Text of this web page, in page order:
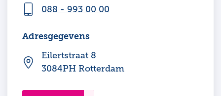
088 - 993 00 00
Adresgegevens
Eilertstraat 8
3084PH Rotterdam